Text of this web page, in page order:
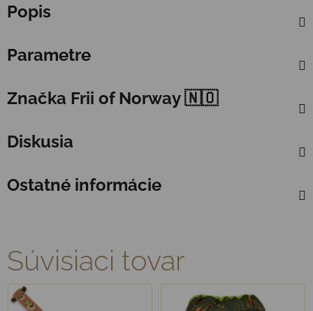
Popis
Parametre
Značka Frii of Norway 🇳🇴
Diskusia
Ostatné informácie
Súvisiaci tovar